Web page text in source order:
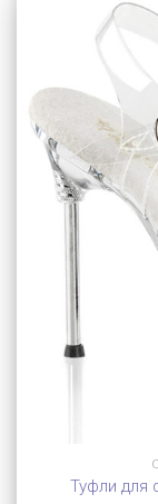
Туфли для